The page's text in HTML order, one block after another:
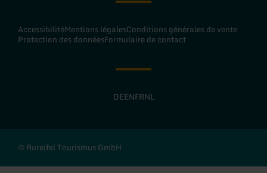
AccessibilitéMentions légalesConditions générales de vente
Protection des donnéesFormulaire de contact
DEENFRNL
© Rureifel Tourismus GmbH